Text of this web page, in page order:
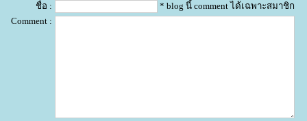
ชื่อ :
* blog นี้ comment ได้เฉพาะสมาชิก
Comment :